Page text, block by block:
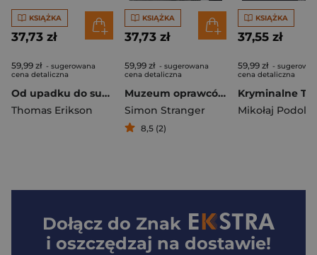
KSIĄŻKA
37,73 zł
59,99 zł - sugerowana
cena detaliczna
Od upadku do sukcesu
Thomas Erikson
KSIĄŻKA
37,73 zł
59,99 zł - sugerowana
cena detaliczna
Muzeum oprawców i bohaterów
Simon Stranger
8,5 (2)
KSIĄŻKA
37,55 zł
59,99 zł -
cena detaliczna
Mikołaj
Dołącz do Znak
i oszczędzaj na dostawie!